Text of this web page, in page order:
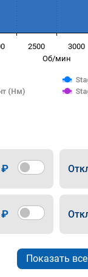
Об/мин
(Нм)
2500 3000
₽
₽
Показать все